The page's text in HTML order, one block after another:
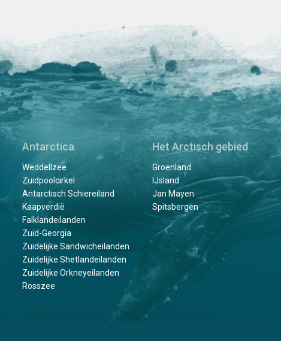
Antarctica
Weddellzee
Zuidpoolcirkel
Antarctisch Schiereiland
Kaapverdië
Falklandeilanden
Zuid-Georgia
Zuidelijke Sandwicheilanden
Zuidelijke Shetlandeilanden
Zuidelijke Orkneyeilanden
Rosszee
Het Arctisch gebied
Groenland
IJsland
Jan Mayen
Spitsbergen